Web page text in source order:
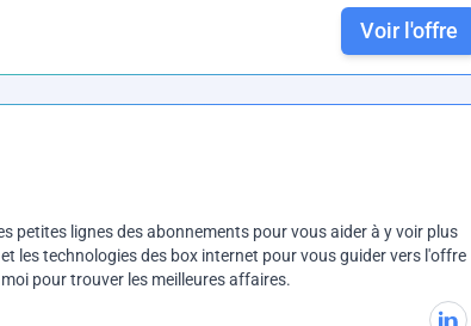
Voir l'offre
petites lignes des abonnements pour vous aider à y voir plus
les technologies des box internet pour vous guider vers l'offre
pour trouver les meilleures affaires.